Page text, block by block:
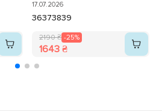
17.07.2026
36373839
2190 ₴ -25%
1643 ₴